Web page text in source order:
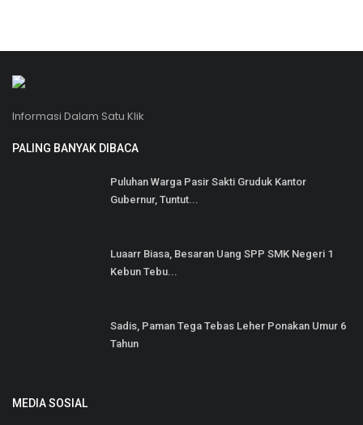
Informasi Dalam Satu Klik
PALING BANYAK DIBACA
Puluhan Warga Pasir Sakti Gruduk Kantor
Gubernur, Tuntut...
Luaarr Biasa, Besaran Uang SPP SMK Negeri 1
Kebun Tebu...
Sadis, Paman Tega Tebas Leher Ponakan Umur 6
Tahun
MEDIA SOSIAL